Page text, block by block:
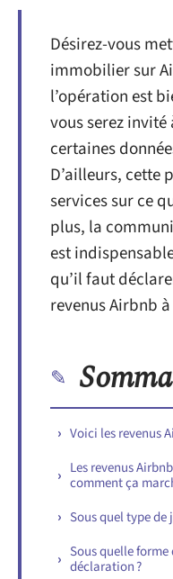
Désirez-vous
immobilier sur
l’opération est
vous serez
certaines
D’ailleurs, cette
services sur ce
plus, la
est
qu’il faut
revenus Airbnb
Voici les revenus
Les revenus
comment ça
Sous quel type
Sous quelle
déclaration ?